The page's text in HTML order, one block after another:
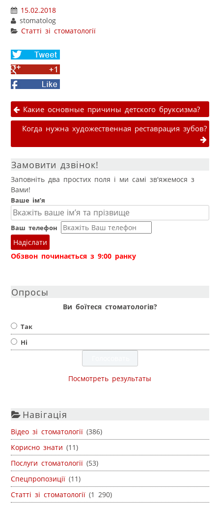
15.02.2018
stomatolog
Статті зі стоматології
Share
on
Twitter
Share
on
Google+
Facebook
Навігація публікаціями
Какие основные причины детского бруксизма?
Когда нужна художественная реставрация зубов?
Замовити дзвінок!
Заповніть два простих поля і ми самі зв'яжемося з
Вами!
Ваше ім’я
Ваш телефон
Надіслати
Обзвон починається з 9:00 ранку
Опросы
Ви боїтеся стоматологів?
Так
Ні
Посмотреть результаты
Навігація
Відео зі стоматології (386)
Корисно знати (11)
Послуги стоматології (53)
Спецпропозиції (11)
Статті зі стоматології (1 290)